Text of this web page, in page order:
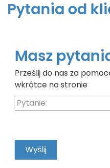
NIERUCHOMOŚCI
DRON
KREDYTOWANIE
KONTAKT
Pytania od
Masz
Prześlij do nas za
wkrótce na stronie